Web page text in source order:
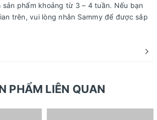
sản phẩm khoảng từ 3 – 4 tuần. Nếu bạn
trên, vui lòng nhắn Sammy để được sắp
PHẨM LIÊN QUAN